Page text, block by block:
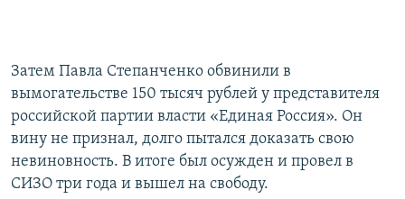
Затем Павла Степанченко обвинили в
вымогательстве 150 тысяч рублей у представителя
российской партии власти «Единая Россия». Он
вину не признал, долго пытался доказать свою
невиновность. В итоге был осужден и провел в
СИЗО три года и вышел на свободу.